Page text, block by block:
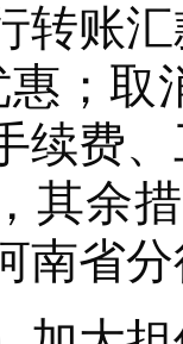
转账
惠；取
续费
其余
南省